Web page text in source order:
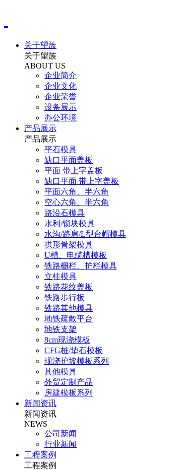
关于望族
关于望族
ABOUT US
企业简介
企业文化
企业荣誉
设备展示
办公环境
产品展示
产品展示
平石模具
缺口平面盖板
平面 带上字盖板
缺口平面 带上字盖板
平面六角、半六角
空心六角、半六角
路沿石模具
水利/锁块模具
水沟/路肩/L型台帽模具
拱形骨架模具
U槽、电缆槽模板
铁路栅栏、护栏模具
立柱模具
铁路花纹盖板
铁路步行板
铁路其他模具
地铁疏散平台
地铁支架
8cm现浇模板
CFG桩/垫石模板
现浇护坡模板系列
其他模具
外贸定制产品
房建模板系列
新闻资讯
新闻资讯
NEWS
公司新闻
行业新闻
工程案例
工程案例